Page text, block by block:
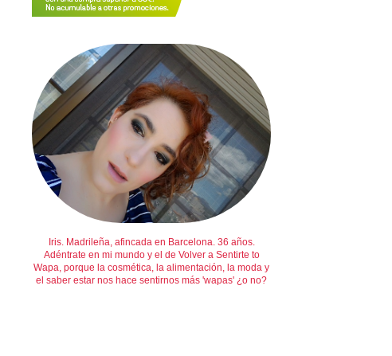
Iris. Madrileña, afincada en Barcelona. 36 años.
Adéntrate en mi mundo y el de Volver a Sentirte to
Wapa, porque la cosmética, la alimentación, la moda y
el saber estar nos hace sentirnos más 'wapas' ¿o no?